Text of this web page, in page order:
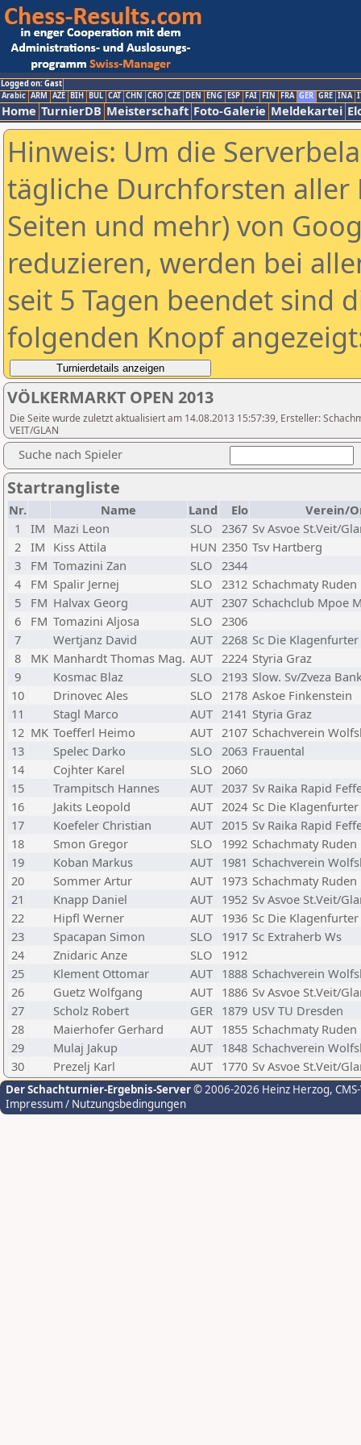
Logged on: Gast
Arabic ARM AZE BIH BUL CAT CHN CRO CZE DEN ENG ESP FAI FIN FRA GER GRE INA
Home TurnierDB Meisterschaft Foto-Galerie Meldekartei
Hinweis: Um die
tägliche Durchforsten aller
Seiten und mehr) von
reduzieren, werden bei
seit 5 Tagen beendet sind
folgenden Knopf
VÖLKERMARKT OPEN 2013
Die Seite wurde zuletzt aktualisiert am 14.08.2013 15:57:39, Ersteller:
VEIT/GLAN
Suche nach Spieler
Startrangliste
Nr. Name Land Elo
Verein/
1
IM Mazi Leon SLO 2367 Sv Asvoe St.Veit/
2 IM Kiss Attila HUN 2350 Tsv Hartberg
3
FM Tomazini Zan SLO 2344
4
FM Spalir Jernej SLO 2312 Schachmaty Ruden
5
FM Halvax Georg AUT 2307 Schachclub Mpoe
6
FM Tomazini Aljosa SLO 2306
7
Wertjanz David AUT 2268 Sc Die Klagenfurter
8
MK Manhardt Thomas Mag. AUT 2224 Styria Graz
9
Kosmac Blaz SLO 2193 Slow. Sv/Zveza
10
Drinovec Ales SLO 2178 Askoe Finkenstein
11
Stagl Marco AUT 2141 Styria Graz
12 MK Toefferl Heimo AUT 2107 Schachverein
13
Spelec Darko SLO 2063 Frauental
14
Cojhter Karel SLO 2060
15
Trampitsch Hannes AUT 2037 Sv Raika Rapid
16
Jakits Leopold AUT 2024 Sc Die Klagenfurter
17
Koefeler Christian AUT 2015 Sv Raika Rapid
18
Smon Gregor SLO 1992 Schachmaty Ruden
19
Koban Markus AUT 1981 Schachverein
20
Sommer Artur AUT 1973 Schachmaty Ruden
21
Knapp Daniel AUT 1952 Sv Asvoe St.Veit/
22
Hipfl Werner AUT 1936 Sc Die Klagenfurter
23
Spacapan Simon SLO 1917 Sc Extraherb Ws
24
Znidaric Anze SLO
1912
25
Klement Ottomar AUT 1888 Schachverein
26
Guetz Wolfgang AUT 1886 Sv Asvoe St.Veit/
27
Scholz Robert GER 1879 USV TU Dresden
28
Maierhofer Gerhard AUT 1855 Schachmaty Ruden
29
Mulaj Jakup AUT 1848 Schachverein
30
Prezelj Karl AUT 1770 Sv Asvoe St.Veit/
Der Schachturnier-Ergebnis-Server© 2006-2026 Heinz Herzog,
Impressum / Nutzungsbedingungen